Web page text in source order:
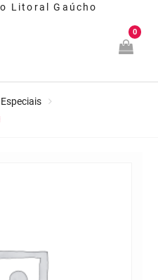
Litoral Gaúcho
0